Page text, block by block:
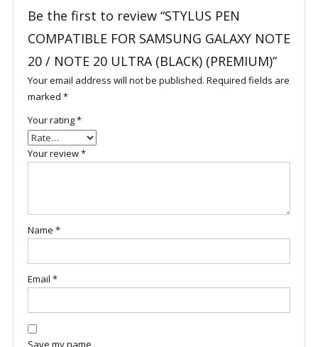
Be the first to review “STYLUS PEN
COMPATIBLE FOR SAMSUNG GALAXY NOTE
20 / NOTE 20 ULTRA (BLACK) (PREMIUM)”
Your email address will not be published. Required fields are
marked *
Your rating*
Your review*
Name *
Email *
Save my name,